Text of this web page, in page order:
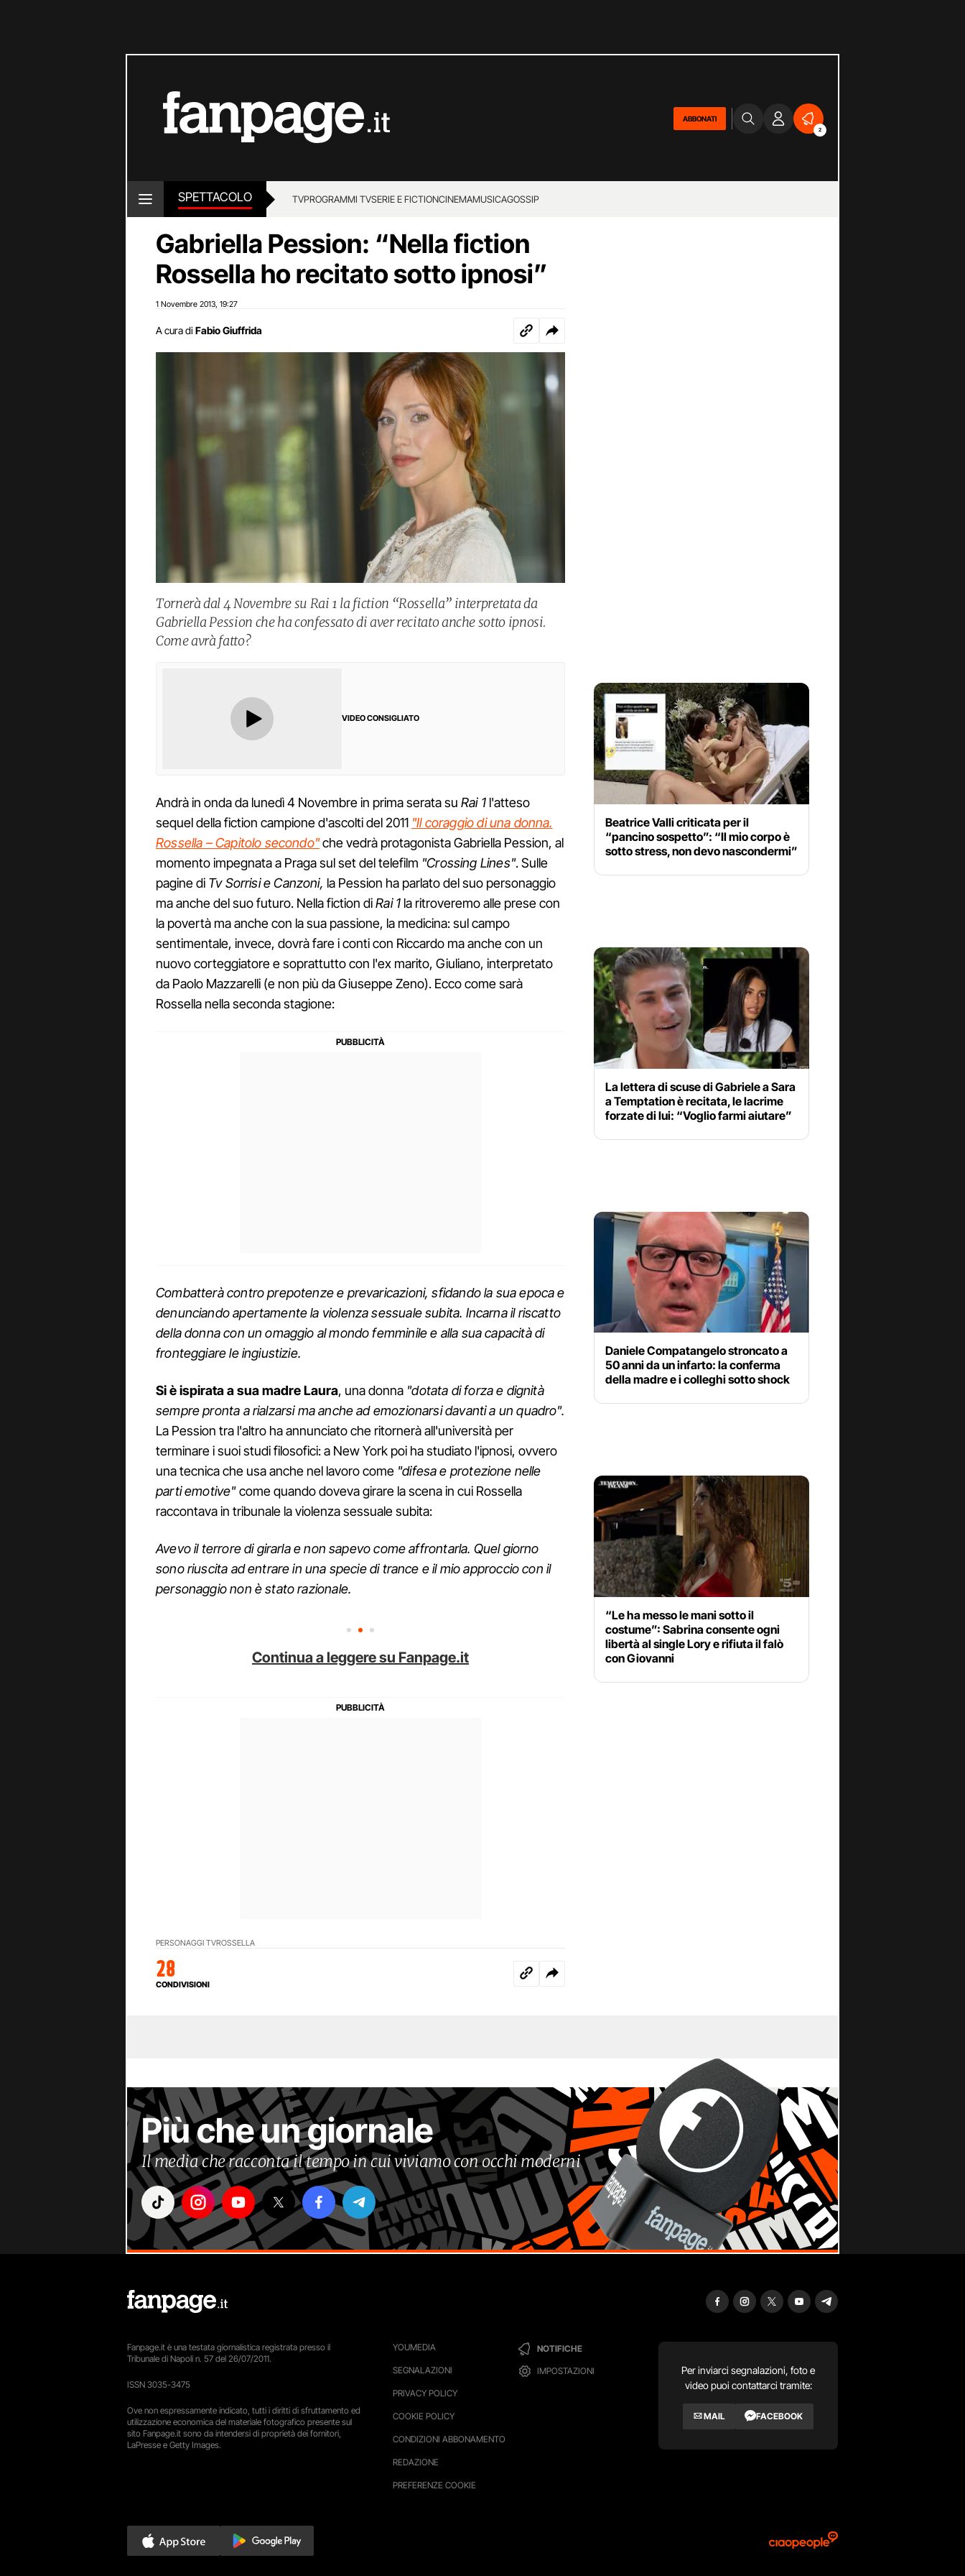
ABBONATI
2
SPETTACOLO TVPROGRAMMI TVSERIE E FICTIONCINEMAMUSICAGOSSIP
Gabriella Pession: “Nella fiction
Rossella ho recitato sotto ipnosi”
1 Novembre 2013 19:27
A cura di Fabio Giuffrida
Tornerà dal 4 Novembre su Rai 1 la fiction “Rossella” interpretata da
Gabriella Pession che ha confessato di aver recitato anche sotto ipnosi.
Come avrà fatto?
VIDEO CONSIGLIATO
Andrà in onda da lunedì 4 Novembre in prima serata su Rai 1l'atteso
sequel della fiction campione d'ascolti del 2011 "Il coraggio di una donna.
Rossella – Capitolo secondo"che vedrà protagonista Gabriella Pession, al
momento impegnata a Praga sul set del telefilm "Crossing Lines". Sulle
pagine di Tv Sorrisi e Canzoni, la Pession ha parlato del suo personaggio
ma anche del suo futuro. Nella fiction diRai 1 la ritroveremo alle prese con
la povertà ma anche con la sua passione, la medicina: sul campo
sentimentale, invece, dovrà fare i conti con Riccardo ma anche con un
nuovo corteggiatore e soprattutto con l'ex marito, Giuliano, interpretato
da Paolo Mazzarelli (e non più da Giuseppe Zeno). Ecco come sarà
Rossella nella seconda stagione:
Combatterà contro prepotenze e prevaricazioni, sfidando la sua epoca e
denunciando apertamente la violenza sessuale subita. Incarna il riscatto
della donna con un omaggio al mondo femminile e alla sua capacità di
fronteggiare le ingiustizie.
Si è ispirata a sua madre Laura, una donna "dotata di forza e dignità
sempre pronta a rialzarsi ma anche ad emozionarsi davanti a un quadro".
La Pession tra l'altro ha annunciato che ritornerà all'università per
terminare i suoi studi filosofici: a New York poi ha studiato l'ipnosi, ovvero
una tecnica che usa anche nel lavoro come "difesa e protezione nelle
parti emotive"come quando doveva girare la scena in cui Rossella
raccontava in tribunale la violenza sessuale subita:
Avevo il terrore di girarla e non sapevo come affrontarla. Quel giorno
sono riuscita ad entrare in una specie di trance e il mio approccio con il
personaggio non è stato razionale.
Continua a leggere su Fanpage.it
PERSONAGGI TVROSSELLA
28
CONDIVISIONI
Beatrice Valli criticata per il
“pancino sospetto”: “Il mio corpo è
sotto stress, non devo nascondermi”
La lettera di scuse di Gabriele a Sara
a Temptation è recitata, le lacrime
forzate di lui: “Voglio farmi aiutare”
Daniele Compatangelo stroncato a
50 anni da un infarto: la conferma
della madre e i colleghi sotto shock
“Le ha messo le mani sotto il
costume”: Sabrina consente ogni
libertà al single Lory e rifiuta il falò
con Giovanni
Più che un giornale
Il media che racconta il tempo in cui viviamo con occhi moderni
YOUMEDIA
SEGNALAZIONI
PRIVACY POLICY
COOKIE POLICY
CONDIZIONI ABBONAMENTO
REDAZIONE
PREFERENZE COOKIE
NOTIFICHE
IMPOSTAZIONI
Per inviarci segnalazioni, foto e
video puoi contattarci tramite:
MAIL FACEBOOK
Fanpage.it è una testata giornalistica registrata presso il
Tribunale di Napoli n. 57 del 26/07/2011.
ISSN 3035-3475
Ove non espressamente indicato, tutti i diritti di sfruttamento ed
utilizzazione economica del materiale fotografico presente sul
sito Fanpage.it sono da intendersi di proprietà dei fornitori,
LaPresse e Getty Images.